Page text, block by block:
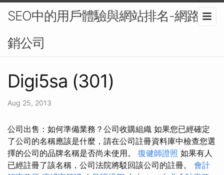
SEO中的用戶體驗與網站排名-網路行
銷公司
Digi5sa (301)
Aug 25, 2013
公司出售：如何準備業務？公司收購組織 如果您已經確定
了公司的名稱應該是什麼，請在公司註冊資料庫中檢查您選
擇的公司的品牌名稱是否尚未使用。 復健師證照 如果有人
已經註冊了該名稱，公司法院將駁回該公司的註冊。 會計